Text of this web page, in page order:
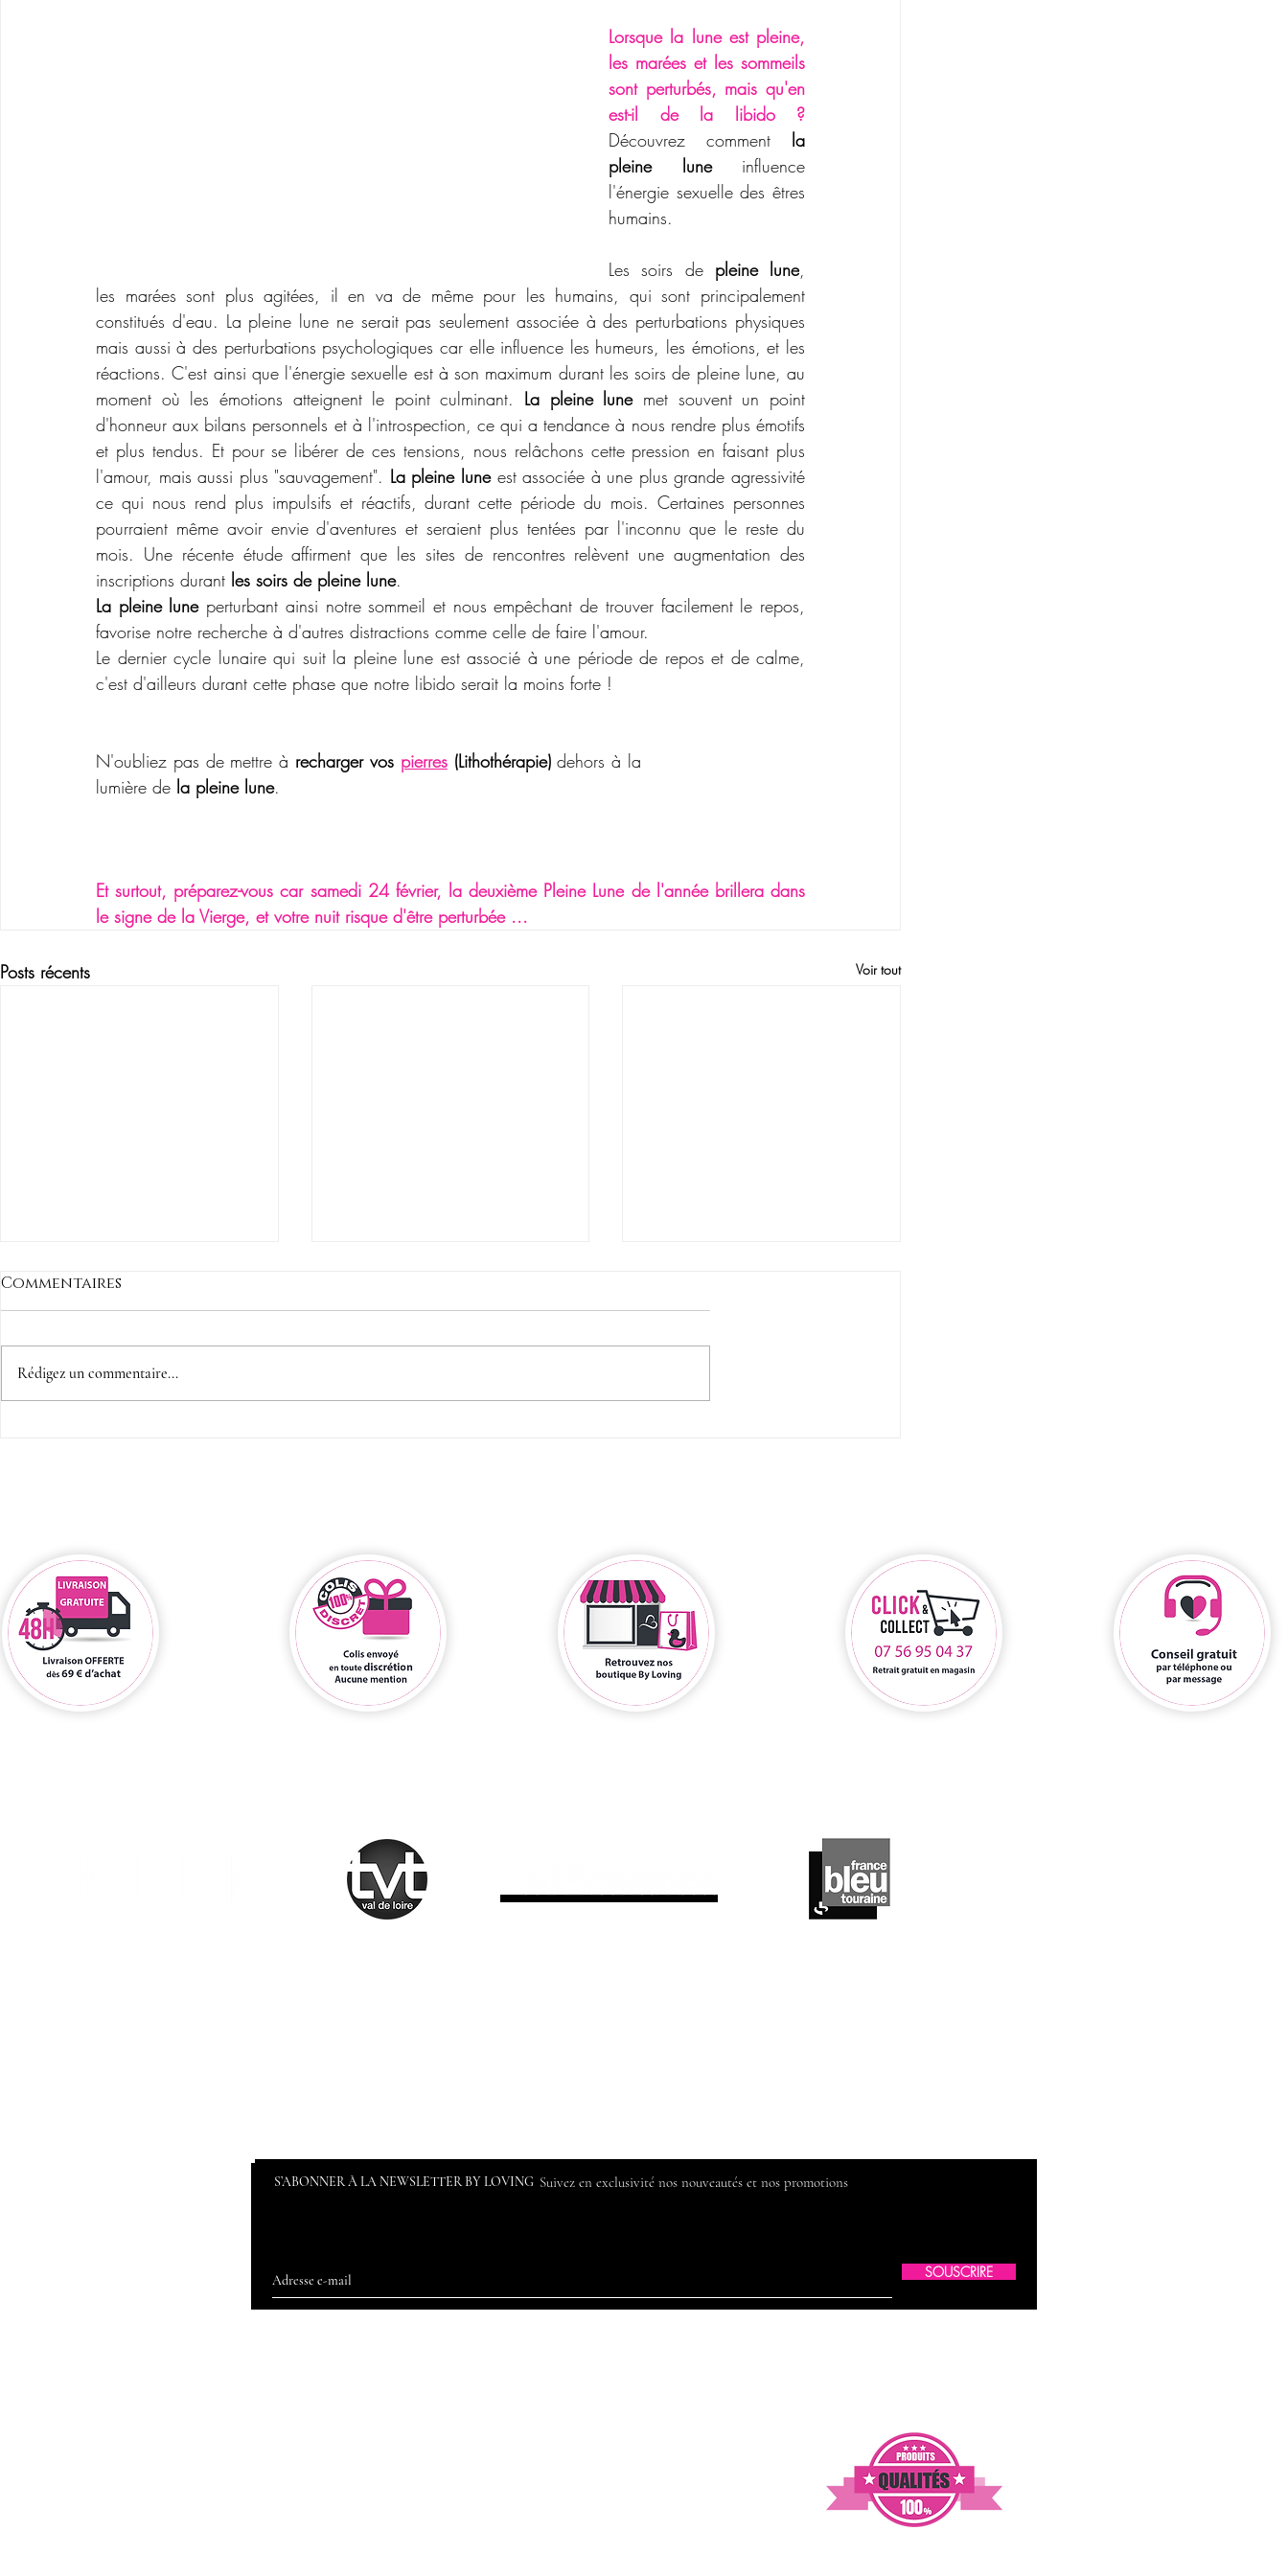
Lorsque la lune est pleine,
les marées et les sommeils
sont perturbés, mais qu'en
Découvrez comment la
pleine lune influence
l'énergie sexuelle des êtres
humains.
Les soirs de pleine lune
les marées sont plus agitées, il en va de même pour les humains, qui sont principalement
constitués d'eau. La pleine lune ne serait pas seulement associée à des perturbations physiques
mais aussi à des perturbations psychologiques car elle influence les humeurs, les émotions, et les
réactions. C'est ainsi que l'énergie sexuelle est à son maximum durant les soirs de pleine lune, au
moment où les émotions atteignent le point culminant. La pleine lune met souvent un point
d'honneur aux bilans personnels et à l'introspection, ce qui a tendance à nous rendre plus émotifs
et plus tendus. Et pour se libérer de ces tensions, nous relâchons cette pression en faisant plus
l'amour, mais aussi plus "sauvagement". La pleine lune est associée à une plus grande agressivité
ce qui nous rend plus impulsifs et réactifs, durant cette période du mois. Certaines personnes
pourraient même avoir envie d'aventures et seraient plus tentées par l'inconnu que le reste du
mois. Une récente étude affirment que les sites de rencontres relèvent une augmentation des
inscriptions durant les soirs de pleine lune.
La pleine lune perturbant ainsi notre sommeil et nous empêchant de trouver facilement le repos,
favorise notre recherche à d'autres distractions comme celle de faire l'amour.
Le dernier cycle lunaire qui suit la pleine lune est associé à une période de repos et de calme,
c'est d'ailleurs durant cette phase que notre libido serait la moins forte !
N'oubliez pas de mettre à recharger vos pierres (Lithothérapie) dehors à la
lumière de la pleine lune.
Et surtout, préparez-vous car samedi 24 février, la deuxième Pleine Lune de l'année brillera dans
le signe de la Vierge, et votre nuit risque d'être perturbée ...
Posts récents Voir tout
Commentaires
Rédigez un commentaire...
S’ABONNER À LA NEWSLETTER BY LOVING Suivez en exclusivité nos nouveautés et nos promotions
SOUSCRIRE